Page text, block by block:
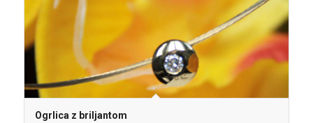
Ogrlica z briljantom